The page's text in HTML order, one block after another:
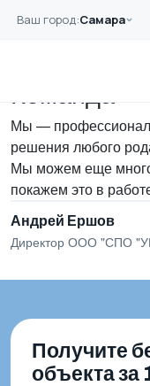
Ваш город:Самара
Главная
Мы —
решения любого
Мы можем еще
покажем это в
Андрей Ершов
Директор ООО "СПО
Получите
объекта за